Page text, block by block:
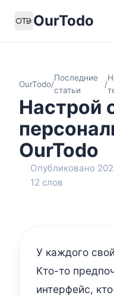
OurTodo
OurTodo/
Последние
статьи
/
Настрой
OurTodo
Опубликовано
12 слов
У каждого
Кто-то
интерфейс,